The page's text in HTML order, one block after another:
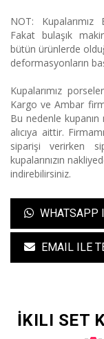
NOT: Kupalarımız
Fakat bulaşık
bütün ürünlerde
deformasyonların
Kupalarımız
Kargo ve Ambar
Bu nedenle
alıcıya aittir.
siparişi verirken
kupalarınızın
indirebilirsiniz.
WHATSAPP
EMAIL ILE
İKILI SET